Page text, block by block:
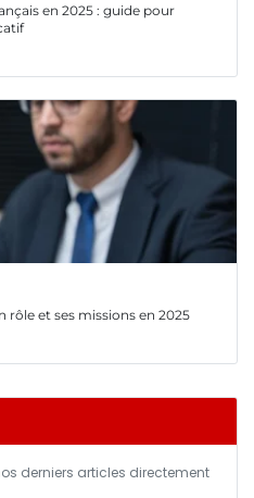
en 2025 : guide pour
et ses missions en 2025
derniers articles directement